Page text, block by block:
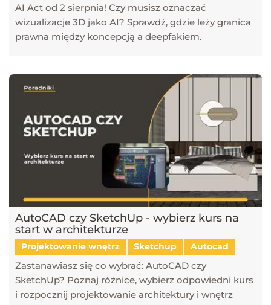
AI Act od 2 sierpnia! Czy musisz oznaczać
wizualizacje 3D jako AI? Sprawdź, gdzie leży granica
prawna między koncepcją a deepfakiem.
AutoCAD czy SketchUp - wybierz kurs na
start w architekturze
Projektowanie wnętrz Sketchup Autocad
Zastanawiasz się co wybrać: AutoCAD czy
SketchUp? Poznaj różnice, wybierz odpowiedni kurs
i rozpocznij projektowanie architektury i wnętrz